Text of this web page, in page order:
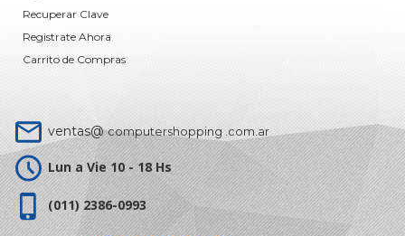
Recuperar Clave
Registrate Ahora
Carrito de Compras
ventas@computershopping .com.ar
Lun a Vie 10 - 18 Hs
(011) 2386-0993